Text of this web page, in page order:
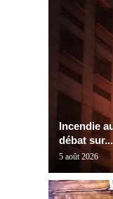
Incendie
débat sur...
5 août 2026